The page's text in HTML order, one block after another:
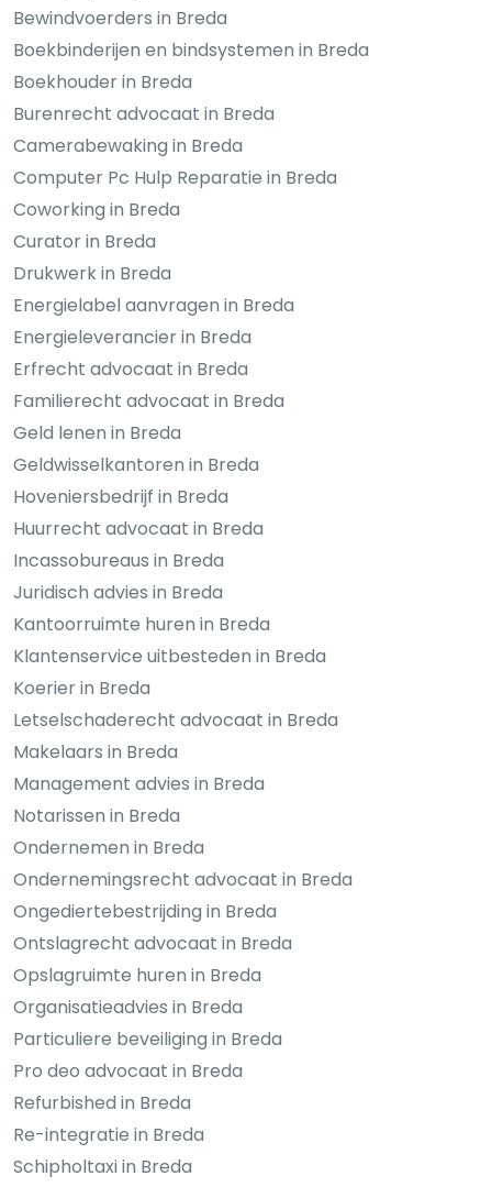
Bewindvoerders in Breda
Boekbinderijen en bindsystemen in Breda
Boekhouder in Breda
Burenrecht advocaat in Breda
Camerabewaking in Breda
Computer Pc Hulp Reparatie in Breda
Coworking in Breda
Curator in Breda
Drukwerk in Breda
Energielabel aanvragen in Breda
Energieleverancier in Breda
Erfrecht advocaat in Breda
Familierecht advocaat in Breda
Geld lenen in Breda
Geldwisselkantoren in Breda
Hoveniersbedrijf in Breda
Huurrecht advocaat in Breda
Incassobureaus in Breda
Juridisch advies in Breda
Kantoorruimte huren in Breda
Klantenservice uitbesteden in Breda
Koerier in Breda
Letselschaderecht advocaat in Breda
Makelaars in Breda
Management advies in Breda
Notarissen in Breda
Ondernemen in Breda
Ondernemingsrecht advocaat in Breda
Ongediertebestrijding in Breda
Ontslagrecht advocaat in Breda
Opslagruimte huren in Breda
Organisatieadvies in Breda
Particuliere beveiliging in Breda
Pro deo advocaat in Breda
Refurbished in Breda
Re-integratie in Breda
Schipholtaxi in Breda